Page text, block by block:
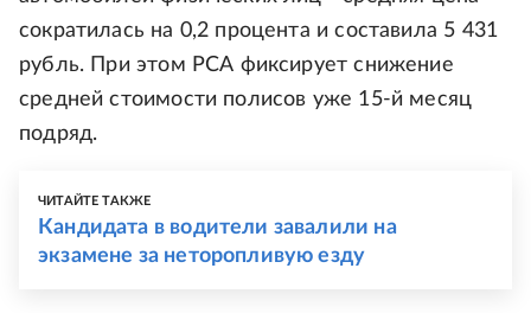
сократилась на 0,2 процента и составила 5 431
рубль. При этом РСА фиксирует снижение
средней стоимости полисов уже 15-й месяц
подряд.
ЧИТАЙТЕ ТАКЖЕ
Кандидата в водители завалили на
экзамене за неторопливую езду